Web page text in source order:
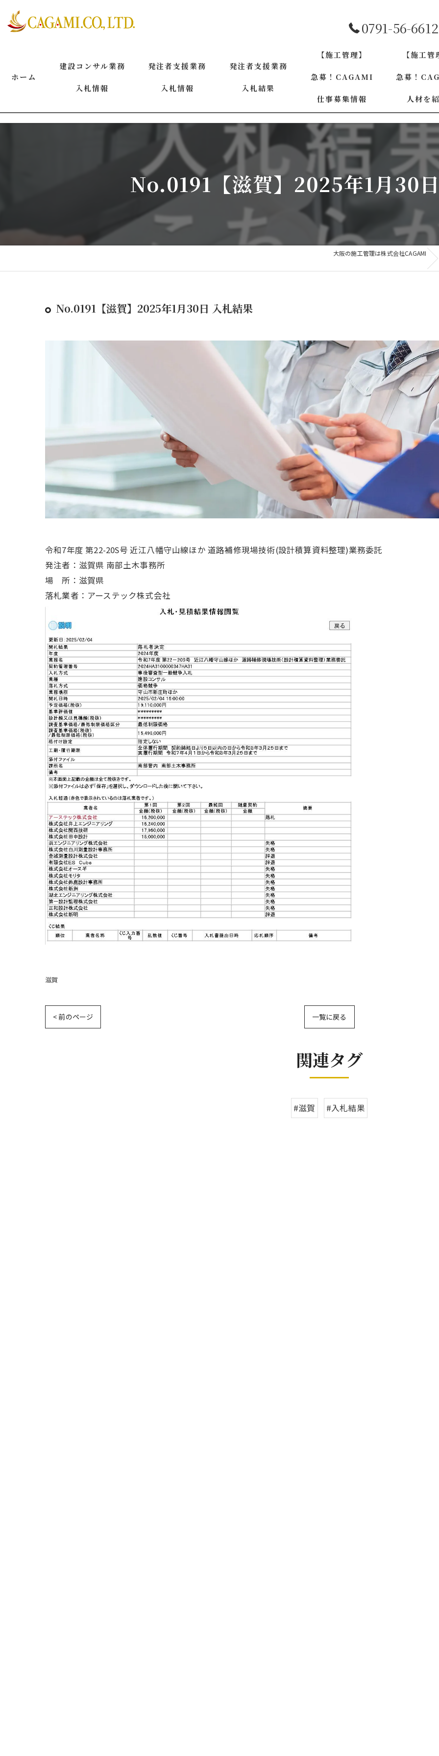
0791-56-6612
ホーム
建設コンサル業務
入札情報
発注者支援業務
入札情報
2026年7月
2026年6月
2026年5月
2026年4月
発注者支援業務
入札結果
大阪
京都
和歌山
【施工管理】
急募！CAGAMI
仕事募集情報
兵庫
大阪
京都
奈良
和歌山
滋賀
その他の地域
【施工管
急募！
人材を
No.0191【滋賀】2025年1月30
大阪の施工管理は株式会社CAGAMI
No.0191【滋賀】2025年1月30日 入札結果
令和7年度 第22-20S号 近江八幡守山線ほか 道路補修現場技術(設計積算資料整理)業務委託
発注者：滋賀県 南部土木事務所
場 所：滋賀県
落札業者：アーステック株式会社
滋賀
< 前のページ 一覧に戻る
関連タグ
#滋賀 #入札結果